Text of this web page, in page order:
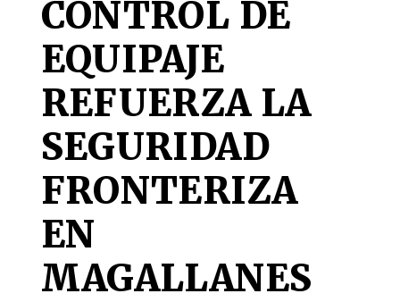
CONTROL DE
EQUIPAJE
REFUERZA LA
SEGURIDAD
FRONTERIZA
EN
MAGALLANES